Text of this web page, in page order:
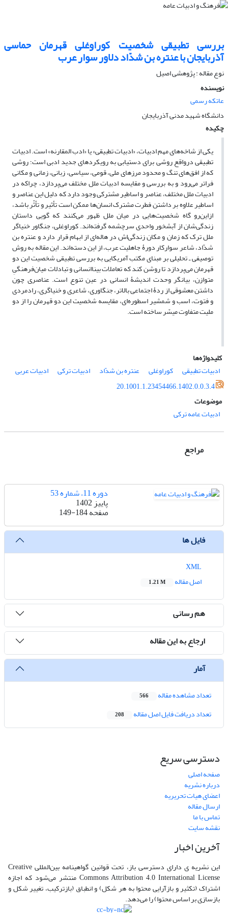
بررسی تطبیقی شخصیت کوراوغلی قهرمان حماسی
آذربایجان با عنتره بن شدّاد دلاور سوار عرب
نوع مقاله : پژوهشی اصیل
نویسنده
عاتکه رسمی
دانشگاه شهید مدنی آذربایجان
چکیده
یکی از شاخه‌های مهم ادبیات، «ادبیات تطبیقی» یا «ادب المقارنه» است.ادبیات
تطبیقی درواقع روشی برای دستیابی به رویکردهای جدید ادبی است؛ روشی
که از افق‌های تنگ و محدود مرزهای ملی، قومی، سیاسی، زبانی، زمانی و مکانی
فراتر می‌رود وبه بررسی و مقایسه ادبیات ملل مختلف می‌پردازد، چراکه در
ادبیات ملل مختلف، عناصر و اساطیر مشترکی وجود دارد که دلیل این عناصر و
اساطیر علاوه بر داشتن فطرت مشترک انسان‌ها ممکن است تأثیر و تأثّر باشد،
ازاین‌رو گاه شخصیت‌هایی در میان ملل ظهور می‌کنند که گویی داستان
زندگی‌شان از آبشخور واحدی سرچشمه گرفته‌اند. کوراوغلی، جنگاور خنیاگر
ملل ترک که زمان و مکان زندگی‌اش در هاله‌ای از ابهام قرار دارد و عنترهبن
شدّاد، شاعر سوارکار دورۀ جاهلیت عرب، از این‌ دسته‌اند. این مقاله به روش
توصیفی ـ تحلیلی بر مبنای مکتب آمریکایی به بررسی تطبیقی شخصیت این دو
قهرمان می‌پردازد تا روشن کندکه تعاملات بیناانسانی و تبادلات میان‌فرهنگیِ
متوازن، بیانگر وحدت اندیشۀ انسانی در عین تنوع است.عناصری چون
داشتن معشوقی از ردۀ اجتماعی بالاتر، جنگاوری، شاعری و خنیاگری، رادمردی
و فتوت، اسب و شمشیر اسطوره‌‌ای، مقایسه شخصیت این دو قهرمان را از دو
ملیت متفاوت میسّر ساخته است.
کلیدواژه‌ها
ادبیات تطبیقی
کوراوغلی عنتره بن شدّاد ادبیات ترکی
ادبیات عربی
20.1001.1.23454466.1402.0.0.3.4
موضوعات
ادبیات عامه ترکی
مراجع
دوره 11، شماره 53
پاییز 1402
صفحه149-184
فایل ها
اصل مقاله
1.21 M
هم رسانی
ارجاع به این مقاله
آمار
تعداد مشاهده مقاله 566
تعداد دریافت فایل اصل مقاله 208
دسترسی سریع
صفحه اصلی
درباره نشریه
اعضای هیات تحریریه
ارسال مقاله
تماس با ما
نقشه سایت
آخرین اخبار
این نشریه ی دارای دسترسی باز، تحت قوانین گواهینامه بین‌المللی Creative
Commons Attribution 4.0 International License منتشر می‌شود که اجازه
اشتراک (تکثیر و بازآرایی محتوا به هر شکل) و انطباق (بازترکیب، تغییر شکل و
بازسازی بر اساس محتوا) را می‌دهد.